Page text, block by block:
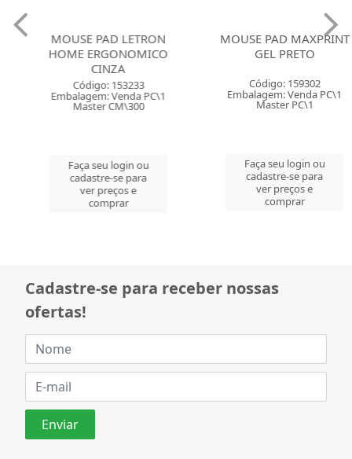
MOUSE PAD LETRON
HOME ERGONOMICO
CINZA
Código: 153233
Embalagem: Venda PC\1
Master CM\300
Faça seu login ou
cadastre-se para
ver preços e
comprar
MOUSE PAD MAXPRINT
GEL PRETO
Código: 159302
Embalagem: Venda PC\1
Master PC\1
Faça seu login ou
cadastre-se para
ver preços e
comprar
Cadastre-se para receber nossas
ofertas!